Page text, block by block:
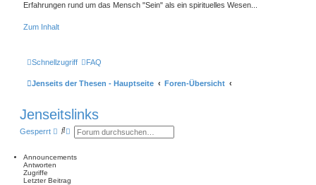
Erfahrungen rund um das Mensch "Sein" als ein spirituelles Wesen...
Zum Inhalt
Schnellzugriff FAQ
Jenseits der Thesen - Hauptseite Foren-Übersicht
Jenseitslinks
Gesperrt
S
h
E
e
e
Announcements
Antworten
Zugriffe
Letzter Beitrag